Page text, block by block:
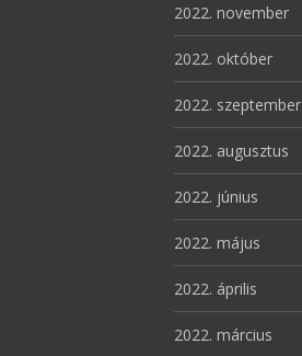
2022. november
2022. október
2022. szeptember
2022. augusztus
2022. június
2022. május
2022. április
2022. március